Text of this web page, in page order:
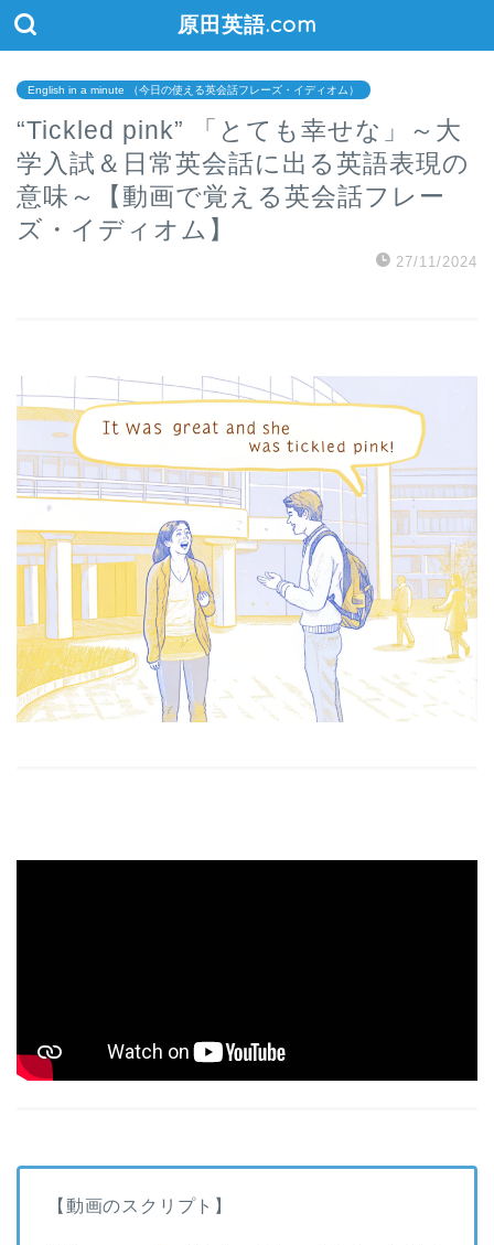
原田英語.com
English in a minute （今日の使える英会話フレーズ・イディオム）
“Tickled pink” 「とても幸せな」～大
学入試＆日常英会話に出る英語表現の
意味～【動画で覚える英会話フレー
ズ・イディオム】
27/11/2024
【動画のスクリプト】